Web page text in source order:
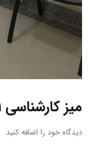
میز کارشناسی mk1111
دیدگاه خود را اضافه کنید